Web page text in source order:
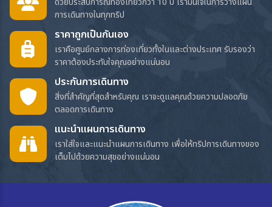
การเดินทางในทุกทริป
ราคาถูกเป็นกันเอง
เราคือศูนย์กลางการท่องเที่ยวทั้งในและต่างประเทศ รับรองว่า
ราคาต้องประทับใจคุณอย่างแน่นอน
ประกันการเดินทาง
สิ่งที่สำคัญที่สุดสำหรับคุณ เราจะดูแลคุณด้วยความปลอดภัย
ตลอดการเดินทาง
แนะนำแผนการเดินทาง
เราใส่ใจและแนะนำแผนการเดินทาง เพื่อให้ทริปการเดินทางของ
เต็มไปด้วยความสุขอย่างแน่นอน